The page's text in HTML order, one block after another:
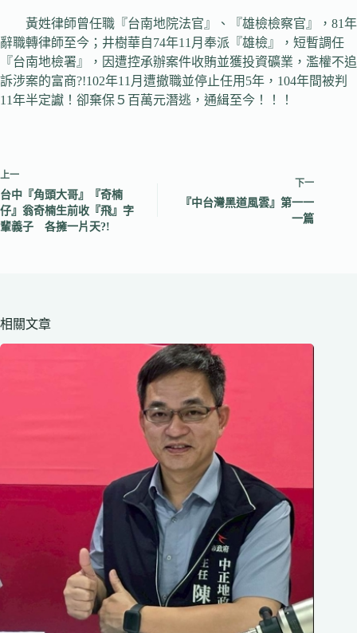
黃姓律師曾任職『台南地院法官』、『雄檢檢察官』，81年
辭職轉律師至今；井樹華自74年11月奉派『雄檢』，短暫調任
『台南地檢署』，因遭控承辦案件收賄並獲投資礦業，濫權不追
訴涉案的富商?!102年11月遭撤職並停止任用5年，104年間被判
11年半定讞！卻棄保５百萬元潛逃，通緝至今！！！
上一
台中『角頭大哥』『奇楠
仔』翁奇楠生前收『飛』字
輩義子 各擁一片天?!
下一
『中台灣黑道風雲』第一一
一篇
相關文章